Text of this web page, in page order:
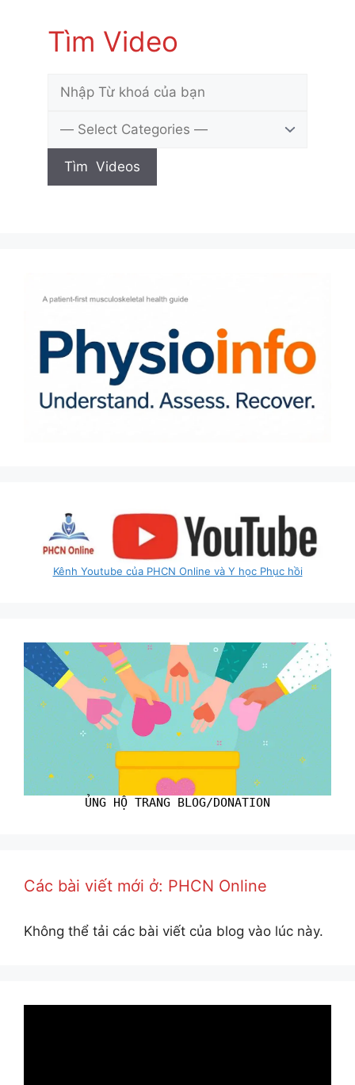
Tìm Video
Kênh Youtube của PHCN Online và Y học Phục hồi
ỦNG HỘ TRANG BLOG/DONATION
Các bài viết mới ở: PHCN Online
Không thể tải các bài viết của blog vào lúc này.